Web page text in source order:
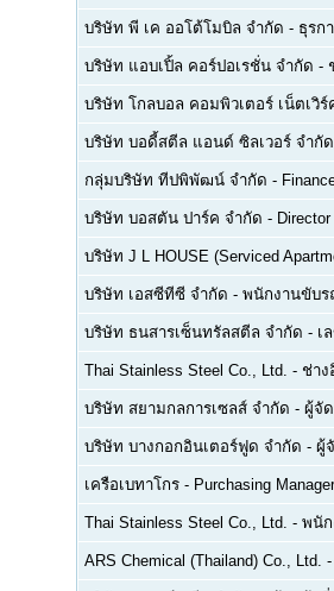
บริษัท พี เค ออโต้โมบิล จำกัด - ธุรก
บริษัท แอบเปิ้ล คอร์ปอเรชั่น จำกัด -
บริษัท โกลบอล คอมพิวเตอร์ เน็ตเวิร์
บริษัท บอดี้สตีล แอนด์ ซิลเวอร์ จำกัด
กลุ่มบริษัท ทีปพิพัฒน์ จำกัด -
บริษัท บอสตัน ปาร์ค จำกัด -
บริษัท J L HOUSE (Serviced
บริษัท เอสซีทีซี จำกัด - พนักงานขับ
บริษัท ธนสารเซ็นทรัลสตีล จำกัด - เ
Thai Stainless Steel Co., Ltd. - ช่าง
บริษัท สยามกลการเซลส์ จำกัด - ผู้จั
บริษัท บางกอกอินเตอร์ฟูด จำกัด - ผู้
เครือเบทาโกร - Purchasing Manager
Thai Stainless Steel Co., Ltd. - พนัก
ARS Chemical (Thailand) Co., Ltd. -